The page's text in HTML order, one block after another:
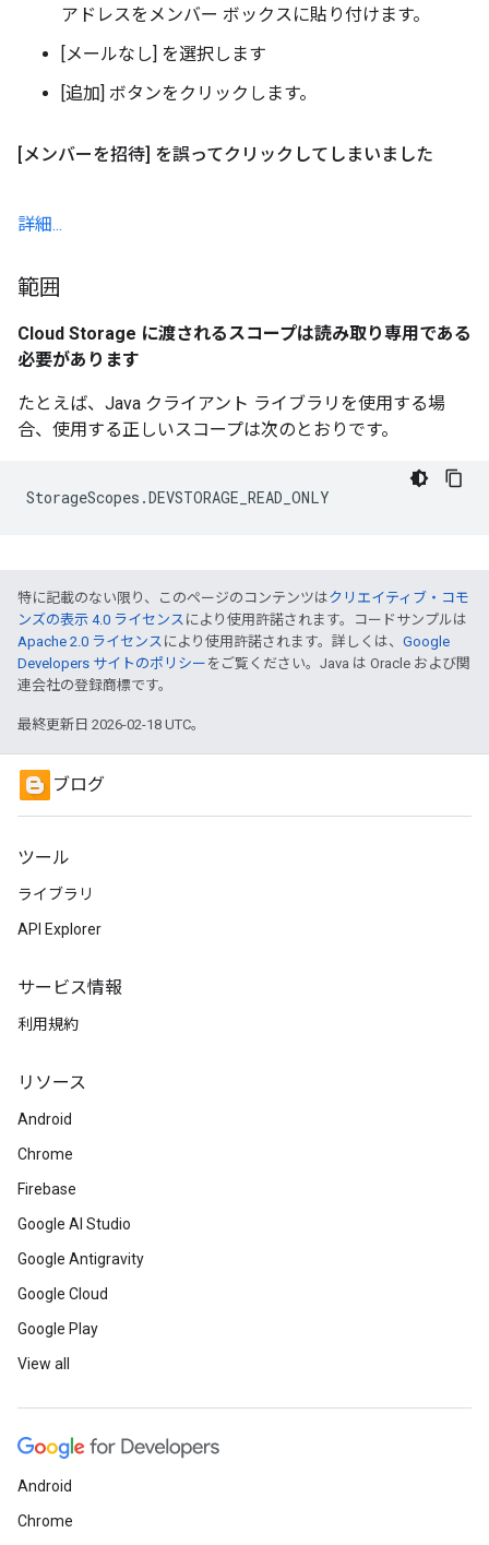
アドレスをメンバー ボックスに貼り付けます。
[メールなし] を選択します
[追加] ボタンをクリックします。
[メンバーを招待] を誤ってクリックしてしまいました
詳細...
範囲
Cloud Storage に渡されるスコープは読み取り専用である
必要があります
たとえば、Java クライアント ライブラリを使用する場
合、使用する正しいスコープは次のとおりです。
StorageScopes.DEVSTORAGE_READ_ONLY
特に記載のない限り、このページのコンテンツはクリエイティブ・コモ
ンズの表示 4.0 ライセンス により使用許諾されます。コードサンプルは
Apache 2.0 ライセンス により使用許諾されます。詳しくは、 Google
Developers サイトのポリシー をご覧ください。Java は Oracle および関
連会社の登録商標です。
最終更新日 2026-02-18 UTC。
ブログ
ツール
ライブラリ
API Explorer
サービス情報
利用規約
リソース
Android
Chrome
Firebase
Google AI Studio
Google Antigravity
Google Cloud
Google Play
View all
Android
Chrome